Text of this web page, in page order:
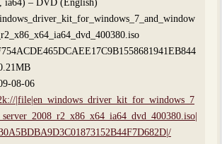
ia64) – DVD (English)
08-06
|file|en_windows_driver_kit_for_windows_7